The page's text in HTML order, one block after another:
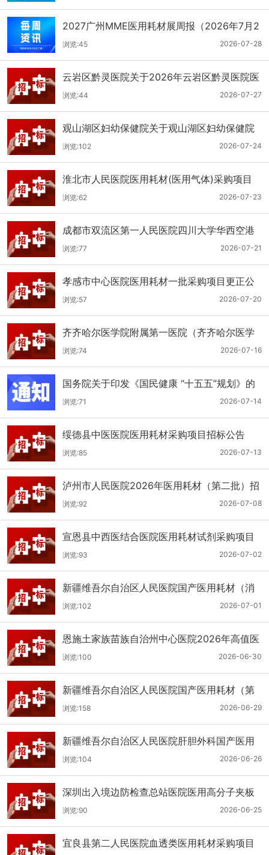
2027广州MME医用耗材展周报（2026年7月2
1-27日）
2026-07-28
浏览:45
云岩区黔灵医院关于2026年云岩区黔灵医院医
用耗材采购项目（品目三）三次招标的公开招
标公告
2026-07-27
浏览:44
观山湖区妇幼保健院关于观山湖区妇幼保健院
医用耗材采购项目的公开招标公告
2026-07-24
浏览:102
淮北市人民医院医用耗材(医用气体)采购项目
（二次）招标公告
2026-07-23
浏览:62
成都市双流区第一人民医院四川大学华西空港
医院2026年第二批医用耗材采购项目招标公告
2026-07-21
浏览:77
孝感市中心医院医用耗材一批采购项目更正公
告
2026-07-20
浏览:57
齐齐哈尔医学院附属第一医院（齐齐哈尔医学
院第一临床医学院）口腔科医用耗材招标公告
2026-07-16
浏览:74
国务院关于印发《国民健康 “十五五”规划》的
通知
2026-07-14
浏览:71
绥德县中医医院医用耗材采购项目招标公告
2026-07-13
浏览:85
泸州市人民医院2026年医用耗材（第二批）招
标公告
2026-07-08
浏览:92
宣恩县中西医结合医院医用耗材试剂采购项目
（消毒、普通耗材）公开招标公告
2026-07-02
浏览:93
新疆维吾尔自治区人民医院国产医用耗材（消
化科氢气检测产品耗材）采购项目单一来源公
示
2026-07-01
浏览:102
恩施土家族苗族自治州中心医院2026年高值医
用耗材（国产）采购项目第二次公开招标公告
2026-06-30
浏览:100
新疆维吾尔自治区人民医院国产医用耗材（第
二十三批）采购项目公开招标公告
2026-06-29
浏览:158
新疆维吾尔自治区人民医院肝胆外科国产医用
耗材采购项目公开招标公告
2026-06-26
浏览:104
深圳出入境边防检查总站医院医用高分子夹板
医用耗材采购项目更正公告
2026-06-25
浏览:90
宜良县第二人民医院血透类医用耗材采购项目